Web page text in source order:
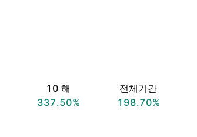
10 해
337.50%
전체기간
198.70%